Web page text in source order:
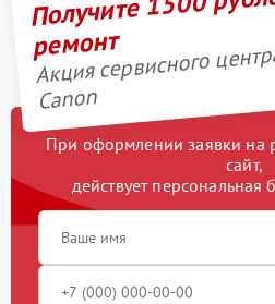
ремонт
Акция сервисного
Canon
При оформлении заявки на
сайт,
действует персональная